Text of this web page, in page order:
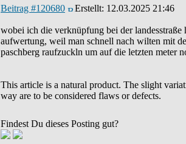
Beitrag #120680 Erstellt: 12.03.2025 21:46
wobei ich die verknüpfung bei der
aufwertung, weil man schnell nach wilten mit
paschberg raufzuckln um auf die letzten meter
This article is a natural product. The slight
way are to be considered flaws or defects.
Findest Du dieses Posting gut?